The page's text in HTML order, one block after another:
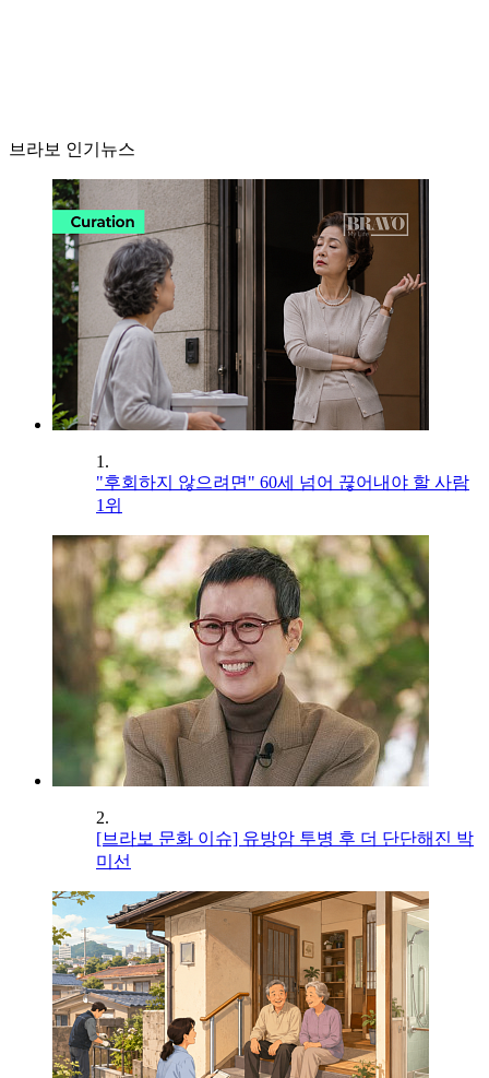
브라보 인기뉴스
1.
"후회하지 않으려면" 60세 넘어 끊어내야 할 사람
1위
2.
[브라보 문화 이슈] 유방암 투병 후 더 단단해진 박
미선